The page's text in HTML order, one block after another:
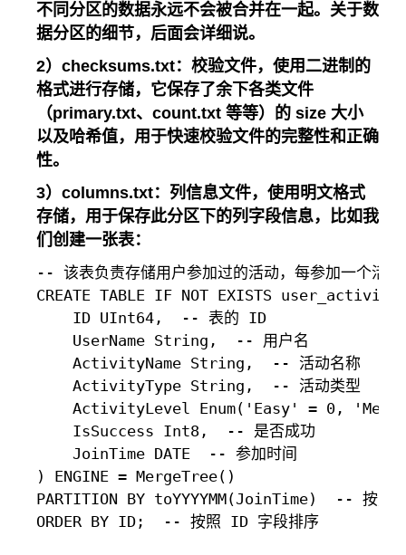
不同分区的数据永远不会被合并在一起。关于数
据分区的细节，后面会详细说。
2）checksums.txt：校验文件，使用二进制的
格式进行存储，它保存了余下各类文件
（primary.txt、count.txt 等等）的 size 大小
以及哈希值，用于快速校验文件的完整性和正确
性。
3）columns.txt：列信息文件，使用明文格式
存储，用于保存此分区下的列字段信息，比如我
们创建一张表：
-- 该表负责存储用户参加过的活动，每参加一个活动
CREATE TABLE IF NOT EXISTS
    ID UInt64,  -- 表的 ID
    UserName String,  -- 用户名
    ActivityName String,  -- 活动名称
    ActivityType String,  -- 活动类型
ActivityLevel Enum('Easy' = 0,
    IsSuccess Int8,  -- 是否成功
    JoinTime DATE  -- 参加时间
) ENGINE = MergeTree()
PARTITION BY toYYYYMM(JoinTime)  -- 按照
ORDER BY ID;  -- 按照 ID 字段排序